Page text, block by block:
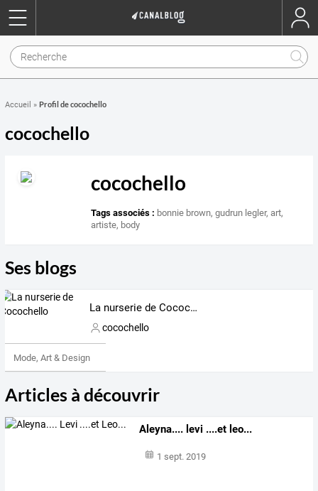
Accueil » Profil de cocochello
cocochello
cocochello
Tags associés : bonnie brown,gudrun legler,art,
artiste, body
Ses blogs
La nurserie de Cocochello
cocochello
Mode, Art & Design
Articles à découvrir
Aleyna.... levi ....et leo...
1 sept. 2019